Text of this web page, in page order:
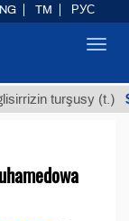
turşusy (t.)
TM РУС